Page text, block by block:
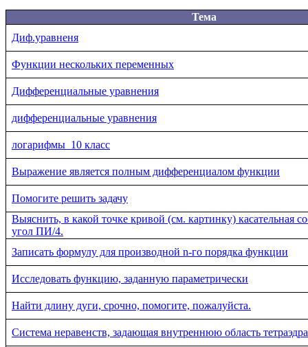
Тема
Диф.уравненя
Функции нескольких переменных
Дифференциальные уравнения
дифференциальные уравнения
логарифмы_10 класс
Выражение является полным дифференциалом функции
Помогите решить задачу
Выяснить, в какой точке кривой (см. картинку) касательная
угол ПИ/4.
Записать формулу для производной n-го порядка функции
Исследовать функцию, заданную параметрически
Найти длину дуги, срочно, помогите, пожалуйста.
Система неравенств, задающая внутреннюю область